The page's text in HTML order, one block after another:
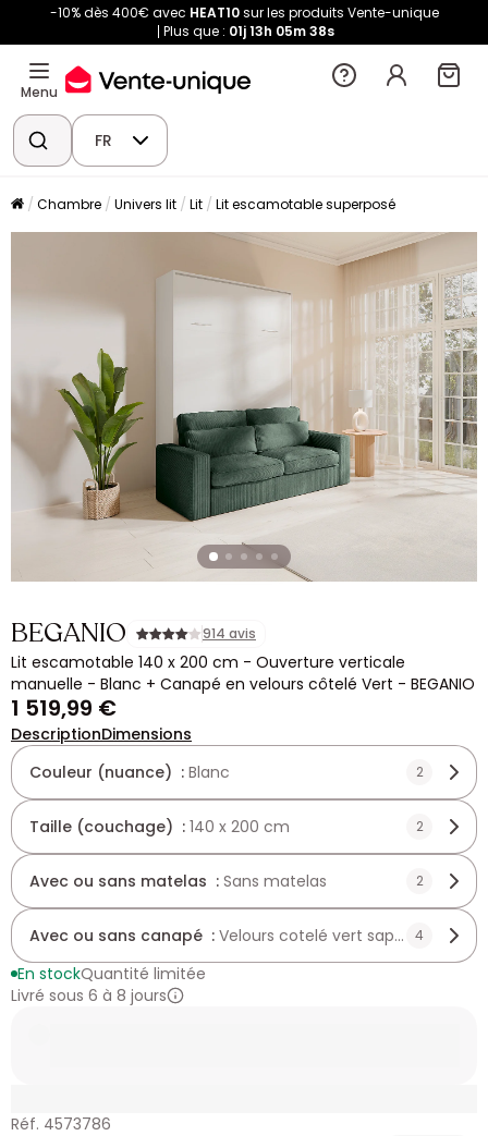
-10% dès 400€ avec HEAT10sur les produits Vente-unique
Plus que : 01j13h 05m37s
Menu
FR
Chambre Univers lit Lit Lit escamotable superposé
BEGANIO 914 avis
Lit escamotable 140 x 200 cm - Ouverture verticale
manuelle - Blanc + Canapé en velours côtelé Vert - BEGANIO
1 519,99 €
DescriptionDimensions
Couleur (nuance) : Blanc 2
Taille (couchage) : 140 x 200 cm 2
Avec ou sans matelas : Sans matelas 2
Avec ou sans canapé : Velours cotelé vert sapin 4
En stockQuantité limitée
Livré sous 6 à 8 jours
Réf. 4573786